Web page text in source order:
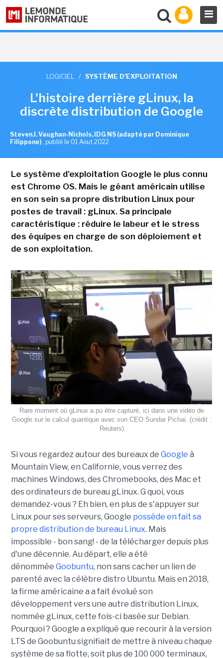
LOGICIEL / SYSTÈME D'EXPLOITATION
L'histoire derrière gLinux, la
discrète distribution de Google
Steven J. Vaughan-Nichols, IDG NS (adapté par Dominique
Filippone) , publié le 01 Aout 2022
Le système d'exploitation Google le plus connu
est Chrome OS. Mais le géant américain utilise
en son sein sa propre distribution Linux pour
postes de travail : gLinux. Sa principale
caractéristique : réduire le labeur et le stress
des équipes en charge de son déploiement et
de son exploitation.
Rare moment où gLinux a pu être capturé, ici dans une vidéo de
Google sur le calcul quantique avec son CEO Sundar Pichai. (crédit :
Reuters)
Si vous regardez autour des bureaux de Google à
Mountain View, en Californie, vous verrez des
machines Windows, des Chromebooks, des Mac et
des ordinateurs de bureau gLinux. G quoi, vous
demandez-vous ? Eh bien, en plus de s'appuyer sur
Linux pour ses serveurs, Google possède en fait sa
propre distribution de bureau Linux. Mais
impossible - bon sang! - de la télécharger depuis plus
d'une décennie. Au départ, elle a été
dénommée Goobuntu, non sans cacher un lien de
parenté avec la célèbre distro Ubuntu. Mais en 2018,
la firme américaine a a fait évolué son
développement vers une autre distribution Linux,
nommée gLinux, cette fois-ci basée sur Debian.
Pourquoi ? Google a expliqué que recourir à la version
LTS de Goobuntu signifiait de mettre à niveau chaque
système de sa flotte, soit plus de 100 000 terminaux,